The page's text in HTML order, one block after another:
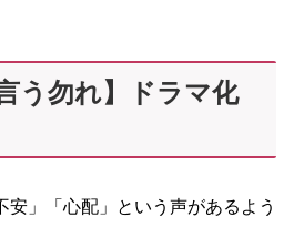
う勿れ】ドラマ化
安」「心配」という声があるよう